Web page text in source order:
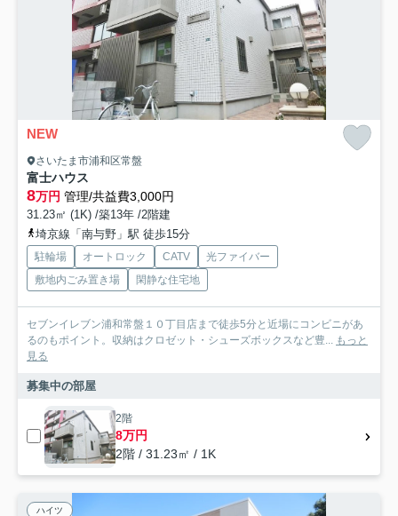
NEW
さいたま市浦和区常盤
富士ハウス
8万円 管理/共益費3,000円
31.23㎡ (1K) /築13年 /2階建
埼京線「南与野」駅 徒歩15分
駐輪場 オートロック CATV
光ファイバー
敷地内ごみ置き場
閑静な住宅地
セブンイレブン浦和常盤１０丁目店まで徒歩5分と近場にコンビニがあ
るのもポイント。収納はクロゼット・シューズボックスなど豊...
もっと
見る
募集中の部屋
2階
8万円
2階 / 31.23㎡ / 1K
ハイツ